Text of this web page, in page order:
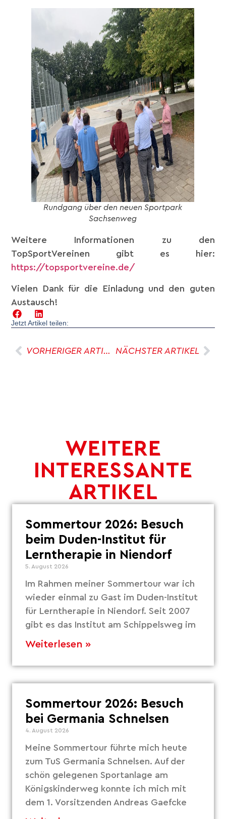
Rundgang über den neuen Sportpark
Sachsenweg
Weitere Informationen zu den
TopSportVereinen gibt es hier:
https://topsportvereine.de/
Vielen Dank für die Einladung und den guten
Austausch!
Jetzt Artikel teilen:
VORHERIGER ARTIKEL NÄCHSTER ARTIKEL
WEITERE
INTERESSANTE
ARTIKEL
Sommertour 2026: Besuch
beim Duden-Institut für
Lerntherapie in Niendorf
5. August 2026
Im Rahmen meiner Sommertour war ich
wieder einmal zu Gast im Duden-Institut
für Lerntherapie in Niendorf. Seit 2007
gibt es das Institut am Schippelsweg im
Weiterlesen »
Sommertour 2026: Besuch
bei Germania Schnelsen
4. August 2026
Meine Sommertour führte mich heute
zum TuS Germania Schnelsen. Auf der
schön gelegenen Sportanlage am
Königskinderweg konnte ich mich mit
dem 1. Vorsitzenden Andreas Gaefcke